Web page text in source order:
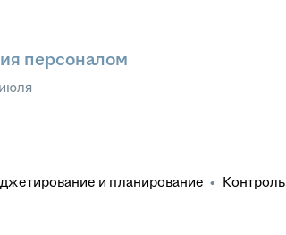
персоналом
и планирование • Контроль